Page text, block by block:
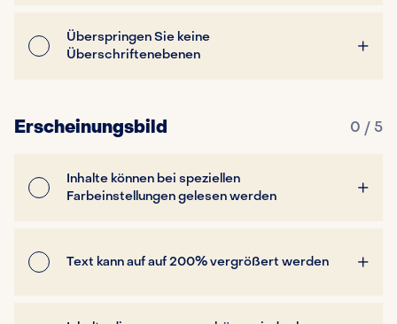
Überspringen Sie keine
Überschriftenebenen
Erscheinungsbild 0 / 5
Inhalte können bei speziellen
Farbeinstellungen gelesen werden
Text kann auf auf 200% vergrößert werden